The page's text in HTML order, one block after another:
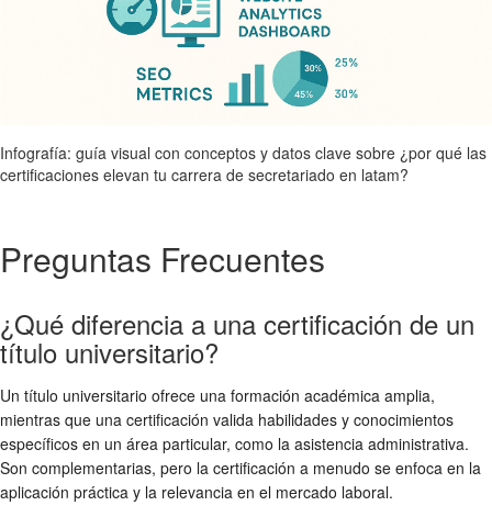
Infografía: guía visual con conceptos y datos clave sobre ¿por qué las
certificaciones elevan tu carrera de secretariado en latam?
Preguntas Frecuentes
¿Qué diferencia a una certificación de un
título universitario?
Un título universitario ofrece una formación académica amplia,
mientras que una certificación valida habilidades y conocimientos
específicos en un área particular, como la asistencia administrativa.
Son complementarias, pero la certificación a menudo se enfoca en la
aplicación práctica y la relevancia en el mercado laboral.